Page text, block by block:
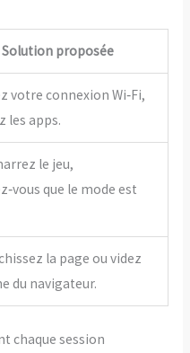
Solution proposée
votre connexion Wi‑Fi,
les apps.
le jeu,
que le mode est
la page ou videz
du navigateur.
chaque session